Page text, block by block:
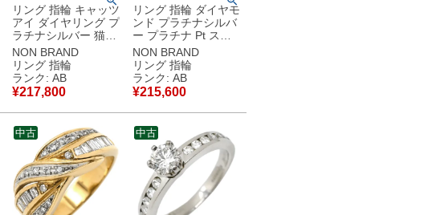
リング 指輪 キャッツ
アイ ダイヤリング プ
ラチナシルバー 猫目
石 シャトヤンシー
12.5号 【中古】中古
品
NON BRAND
リング 指輪
ランク: AB
¥217,800
リング 指輪 ダイヤモ
ンド プラチナシルバ
ー プラチナ Pt スリ
ーストーン 3粒 3P 3
石 トリロジーデザイ
ン 11号 【中古】中
古品
NON BRAND
リング 指輪
ランク: AB
¥215,600
中古 中古